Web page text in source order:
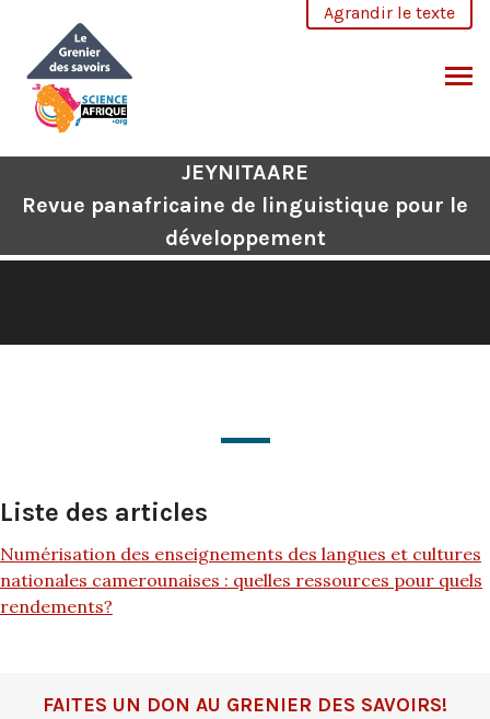
contenu
Agrandir le texte
JEYNITAARE
Revue panafricaine de linguistique pour le
développement
Liste des articles
Numérisation des enseignements des langues et cultures
nationales camerounaises : quelles ressources pour quels
rendements?
FAITES UN DON AU GRENIER DES SAVOIRS!